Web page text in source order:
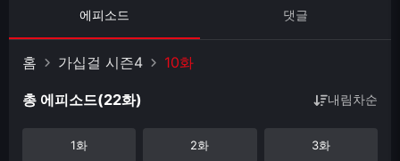
에피소드 댓글
홈 가십걸 시즌4 10화
총 에피소드(22화) 내림차순
1화 2화 3화